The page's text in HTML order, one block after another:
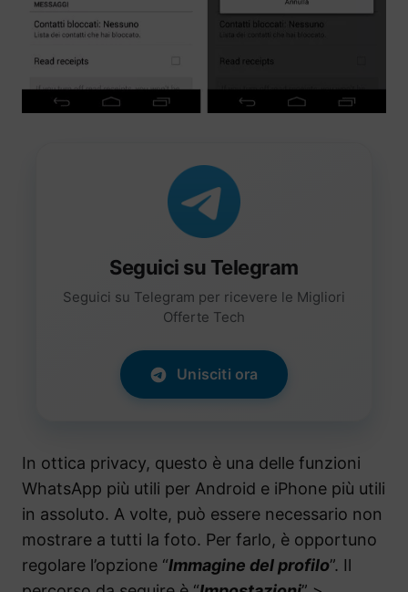
Seguici su Telegram
Seguici su Telegram per ricevere le Migliori
Offerte Tech
Unisciti ora
In ottica privacy, questo è una delle funzioni
WhatsApp più utili per Android e iPhone più utili
in assoluto. A volte, può essere necessario non
mostrare a tutti la foto. Per farlo, è opportuno
regolare l’opzione “Immagine del profilo”. Il